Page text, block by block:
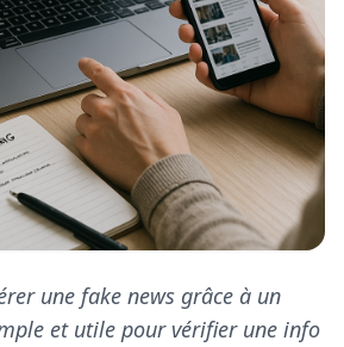
une fake news grâce à un
et utile pour vérifier une info